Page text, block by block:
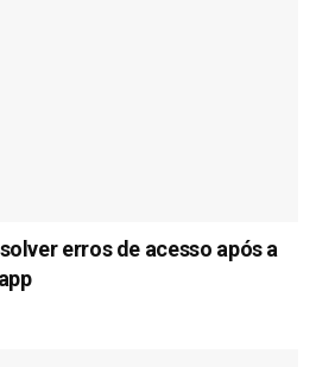
erros de acesso após a